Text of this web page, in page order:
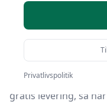
Du er landet på
glastallerkener. Vi
tilbud på din næste
gratis levering, så
Privatlivspolitik